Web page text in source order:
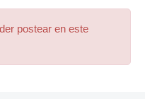
postear en este